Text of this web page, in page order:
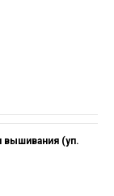
вышивания (уп.